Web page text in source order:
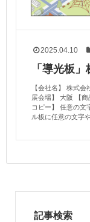
2025.04.10
「導光板
【会社名】 株式
展会場】 大阪 【
コピー】 任意の文
ル板に任意の文字
記事検索